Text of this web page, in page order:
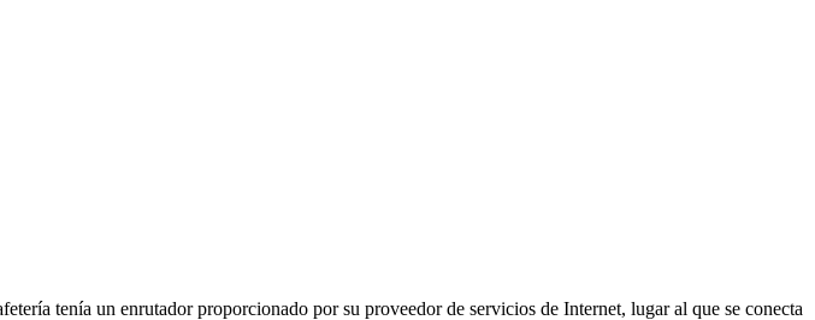
tenía un enrutador proporcionado por su proveedor de servicios de Internet, lugar al que se conecta